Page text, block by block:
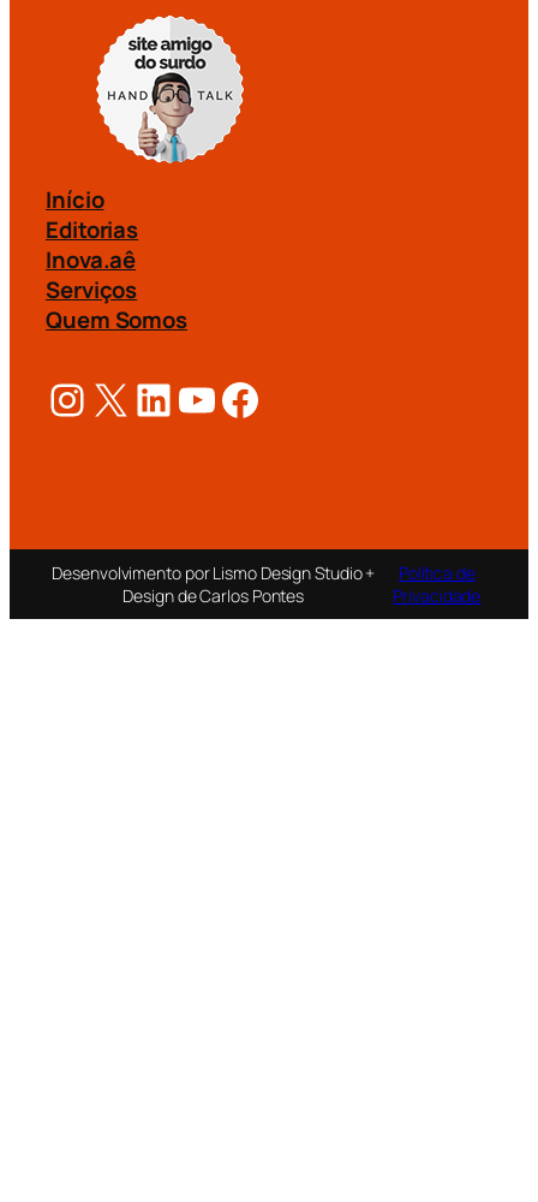
Início
Editorias
Inova.aê
Serviços
Quem Somos
Instagram X LinkedIn Youtube Facebook
Desenvolvimento por Lismo Design Studio +
Design de Carlos Pontes
Política de
Privacidade